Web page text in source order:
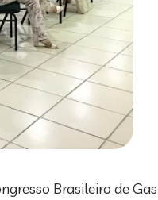
Brasileiro de